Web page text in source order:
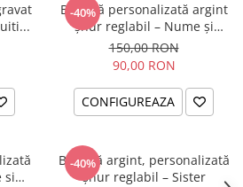
-40%
Brățară personalizată argint
șnur reglabil – Nume și
Simbol Bebeluș
150,00 RON
90,00 RON
CONFIGUREAZA
si
-40%
Brățară argint, personalizată
șnur reglabil – Sister